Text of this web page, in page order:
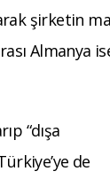
şirketin
Almanya
“dışa
de